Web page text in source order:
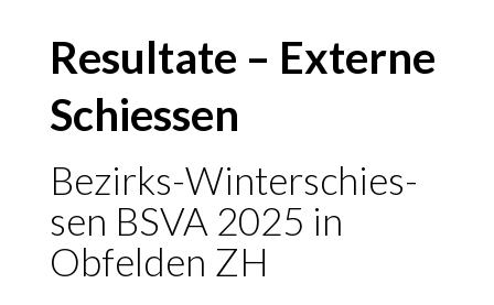
Resul­ta­te – Exter­ne
Schies­sen
Bezirks-Win­ter­schies­
sen BSVA 2025 in
Obfel­den ZH